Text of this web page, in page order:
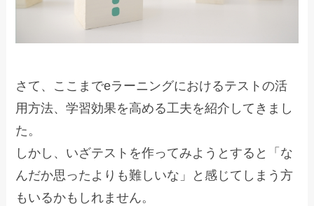
さて、ここまでeラーニングにおけるテストの活
用方法、学習効果を高める工夫を紹介してきまし
た。
しかし、いざテストを作ってみようとすると「な
んだか思ったよりも難しいな」と感じてしまう方
もいるかもしれません。